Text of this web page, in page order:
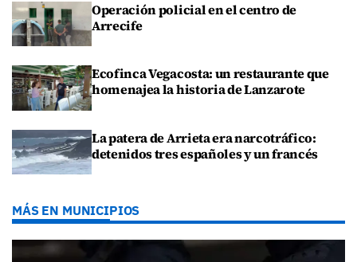
Operación policial en el centro de
Arrecife
Ecofinca Vegacosta: un restaurante que
homenajea la historia de Lanzarote
La patera de Arrieta era narcotráfico:
detenidos tres españoles y un francés
MÁS EN MUNICIPIOS